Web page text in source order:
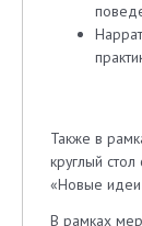
Также в
круглый
«Новые идеи
В рамках